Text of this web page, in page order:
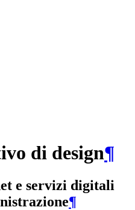
di design¶
e servizi digitali
¶